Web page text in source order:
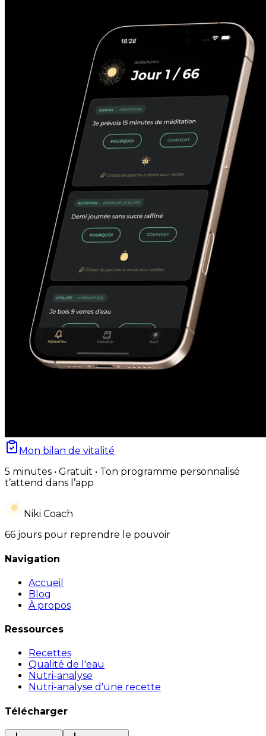
Mon bilan de vitalité
5 minutes • Gratuit • Ton programme personnalisé
t’attend dans l’app
Niki Coach
66 jours pour reprendre le pouvoir
Navigation
Accueil
Blog
À propos
Ressources
Recettes
Qualité de l'eau
Nutri-analyse
Nutri-analyse d'une recette
Télécharger